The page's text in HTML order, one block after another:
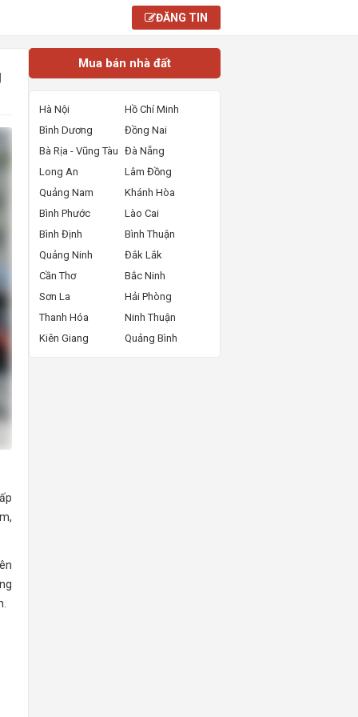
ĐĂNG TIN
Mua bán nhà đất
Hà Nội
Hồ Chí Minh
Bình Dương
Đồng Nai
Bà Rịa - Vũng Tàu Đà Nẵng
Long An
Lâm Đồng
Quảng Nam
Khánh Hòa
Bình Phước
Lào Cai
Bình Định
Bình Thuận
Quảng Ninh
Đắk Lắk
Cần Thơ
Bắc Ninh
Sơn La
Hải Phòng
Thanh Hóa
Ninh Thuận
Kiên Giang
Quảng Bình